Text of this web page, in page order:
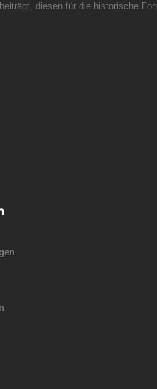
diesen für die historische